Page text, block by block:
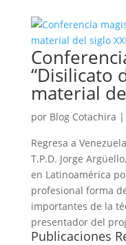
“Disilicato
material
por Blog Cotachira |
Regresa a
T.P.D. Jorge
en Latinoamérica
profesional forma
importantes de la
presentador del
Publicaciones